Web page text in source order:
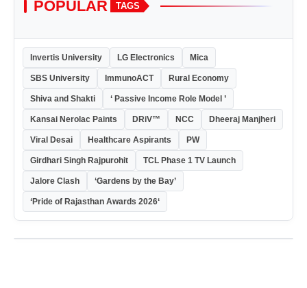
POPULAR TAGS
Invertis University LG Electronics Mica
SBS University ImmunoACT Rural Economy
Shiva and Shakti ‘ Passive Income Role Model ’
Kansai Nerolac Paints DRiV™ NCC Dheeraj Manjheri
Viral Desai Healthcare Aspirants PW
Girdhari Singh Rajpurohit TCL Phase 1 TV Launch
Jalore Clash ‘Gardens by the Bay’
‘Pride of Rajasthan Awards 2026‘